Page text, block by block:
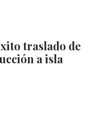
traslado de
a isla